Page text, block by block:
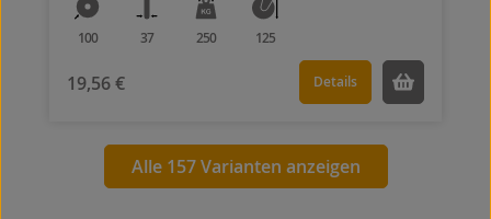
100 37 250 125
19,56 € Details
Alle 157 Varianten anzeigen